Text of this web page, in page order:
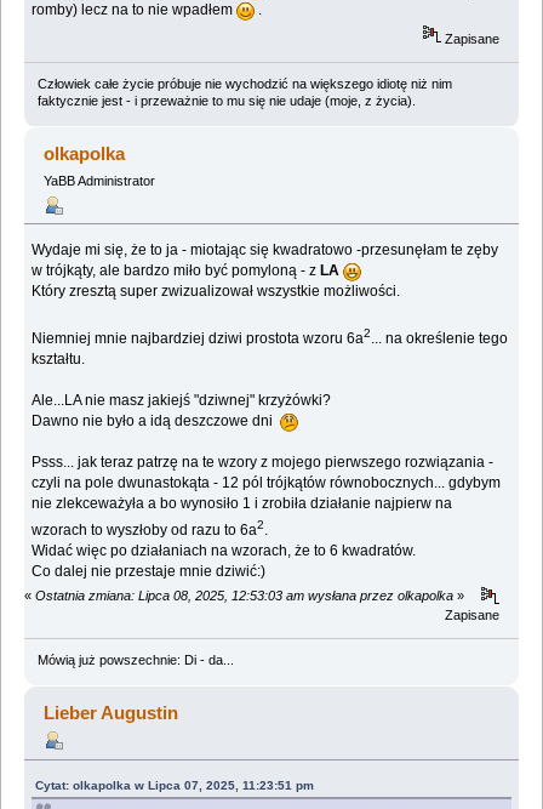
romby) lecz na to nie wpadłem
.
Zapisane
Człowiek całe życie próbuje nie wychodzić na większego idiotę niż nim
faktycznie jest - i przeważnie to mu się nie udaje (moje, z życia).
olkapolka
YaBB Administrator
Wydaje mi się, że to ja - miotając się kwadratowo -przesunęłam te zęby
w trójkąty, ale bardzo miło być pomyloną - z LA
Który zresztą super zwizualizował wszystkie możliwości.
Niemniej mnie najbardziej dziwi prostota wzoru 6a2
... na określenie tego
kształtu.
Ale...LA nie masz jakiejś "dziwnej" krzyżówki?
Dawno nie było a idą deszczowe dni
Psss... jak teraz patrzę na te wzory z mojego pierwszego rozwiązania -
czyli na pole dwunastokąta - 12 pól trójkątów równobocznych... gdybym
nie zlekceważyła a bo wynosiło 1 i zrobiła działanie najpierw na
wzorach to wyszłoby od razu to 6a2.
Widać więc po działaniach na wzorach, że to 6 kwadratów.
Co dalej nie przestaje mnie dziwić:)
« Ostatnia zmiana: Lipca 08, 2025, 12:53:03 am wysłana przez olkapolka »
Zapisane
Mówią już powszechnie: Di - da...
Lieber Augustin
Cytat: olkapolka w Lipca 07, 2025, 11:23:51 pm